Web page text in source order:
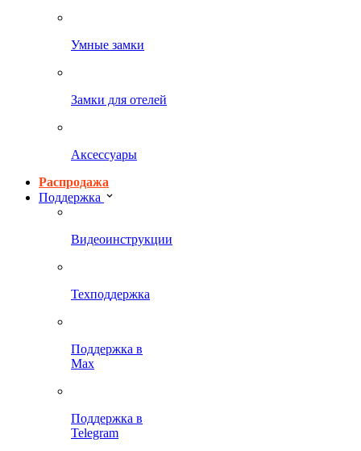
Умные замки
Замки для отелей
Аксессуары
Распродажа
Поддержка
Видеоинструкции
Техподдержка
Поддержка в
Max
Поддержка в
Telegram